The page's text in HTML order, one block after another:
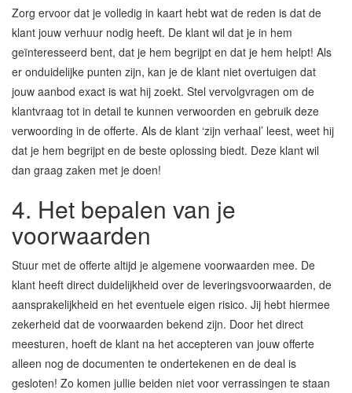
Zorg ervoor dat je volledig in kaart hebt wat de reden is dat de
klant jouw verhuur nodig heeft. De klant wil dat je in hem
geïnteresseerd bent, dat je hem begrijpt en dat je hem helpt! Als
er onduidelijke punten zijn, kan je de klant niet overtuigen dat
jouw aanbod exact is wat hij zoekt. Stel vervolgvragen om de
klantvraag tot in detail te kunnen verwoorden en gebruik deze
verwoording in de offerte. Als de klant ‘zijn verhaal’ leest, weet hij
dat je hem begrijpt en de beste oplossing biedt. Deze klant wil
dan graag zaken met je doen!
4. Het bepalen van je
voorwaarden
Stuur met de offerte altijd je algemene voorwaarden mee. De
klant heeft direct duidelijkheid over de leveringsvoorwaarden, de
aansprakelijkheid en het eventuele eigen risico. Jij hebt hiermee
zekerheid dat de voorwaarden bekend zijn. Door het direct
meesturen, hoeft de klant na het accepteren van jouw offerte
alleen nog de documenten te ondertekenen en de deal is
gesloten! Zo komen jullie beiden niet voor verrassingen te staan